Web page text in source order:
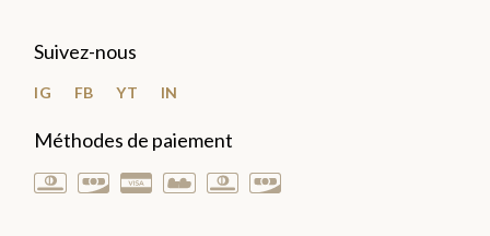
COFFRETS
Suivez-nous
IG FB YT IN
Méthodes de paiement